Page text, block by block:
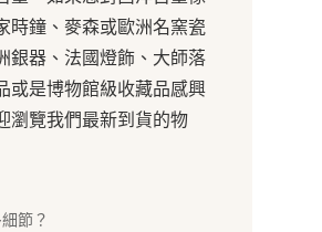
時鐘、麥森或歐洲名窯瓷
銀器、法國燈飾、大師落
或是博物館級收藏品感興
瀏覽我們最新到貨的物
節？